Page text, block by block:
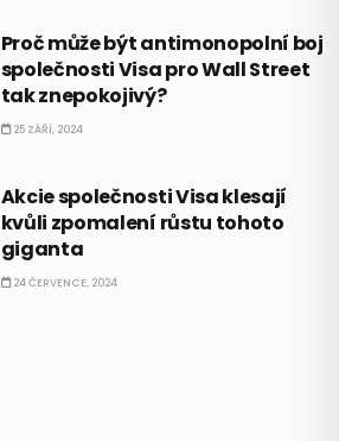
Proč může být antimonopolní boj
společnosti Visa pro Wall Street
tak znepokojivý?
25 ZÁŘÍ, 2024
Akcie společnosti Visa klesají
kvůli zpomalení růstu tohoto
giganta
24 ČERVENCE, 2024